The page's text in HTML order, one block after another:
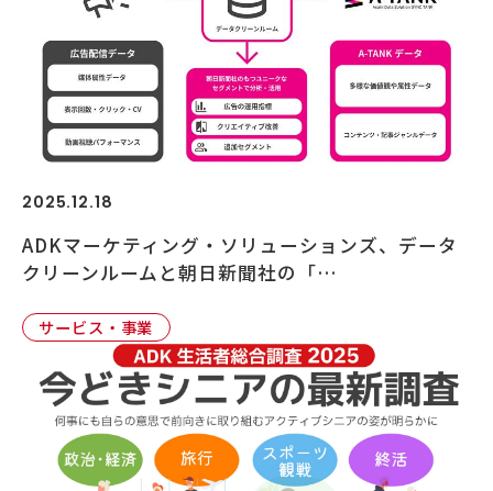
2025.12.18
ADKマーケティング・ソリューションズ、データ
クリーンルームと朝日新聞社の「…
サービス・事業